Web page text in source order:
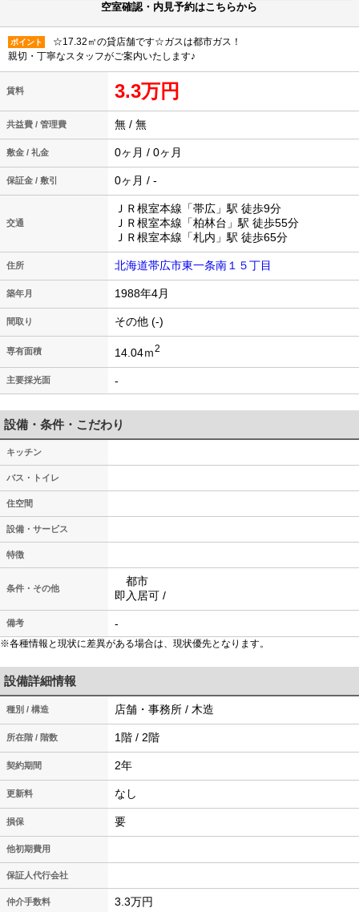
空室確認・内見予約はこちらから
ポイント
☆17.32㎡の貸店舗です☆ガスは都市ガス！
親切・丁寧なスタッフがご案内いたします♪
賃料 3.3万円
共益費 / 管理費 無 / 無
敷金 / 礼金 0ヶ月 / 0ヶ月
保証金 / 敷引 0ヶ月 / -
交通
ＪＲ根室本線「帯広」駅 徒歩9分
ＪＲ根室本線「柏林台」駅 徒歩55分
ＪＲ根室本線「札内」駅 徒歩65分
住所 北海道帯広市東一条南１５丁目
築年月 1988年4月
間取り その他 (-)
専有面積 14.04ｍ2
主要採光面 -
設備・条件・こだわり
キッチン
バス・トイレ
住空間
設備・サービス
特徴
条件・その他
都市
即入居可 /
備考 -
※各種情報と現状に差異がある場合は、現状優先となります。
設備詳細情報
種別 / 構造 店舗・事務所 / 木造
所在階 / 階数 1階 / 2階
契約期間 2年
更新料 なし
損保 要
他初期費用
保証人代行会社
仲介手数料 3.3万円